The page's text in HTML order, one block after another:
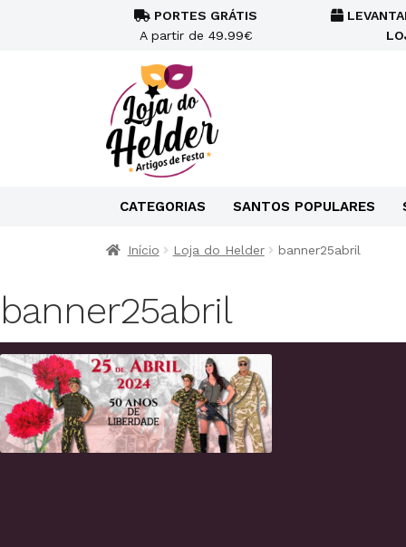
PORTES GRÁTIS
A partir de 49.99€
CATEGORIAS SANTOS POPULARES
Início Loja do Helder banner25abril
banner25abril